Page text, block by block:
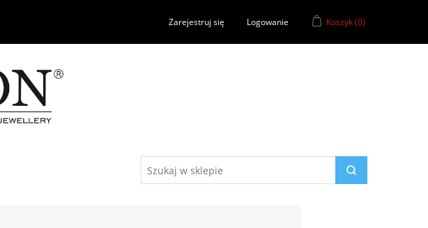
Zarejestruj się Logowanie Koszyk(0)